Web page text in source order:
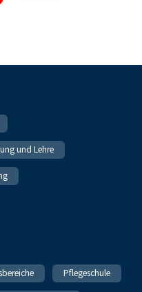
und Lehre
Pflegeschule